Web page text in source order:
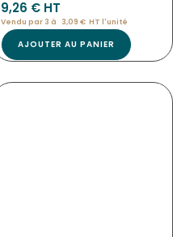
9,26 € HT
Vendu par 3 à 3,09 € HT l'unité
AJOUTER AU PANIER
PANNEAU DE TARIF BOUCHERIE « TONIO »